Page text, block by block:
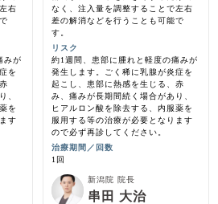
右
みが
を
、
を
す
なく、注入量を調整することで左右
差の解消などを行うことも可能で
す。
リスク
約1週間、患部に腫れと軽度の痛みが
発生します。ごく稀に乳腺が炎症を
起こし、患部に熱感を生じる、赤
み、痛みが長期間続く場合があり、
ヒアルロン酸を除去する、内服薬を
服用する等の治療が必要となります
ので必ず再診してください。
治療期間／回数
1回
新潟院 院長
串田 大治